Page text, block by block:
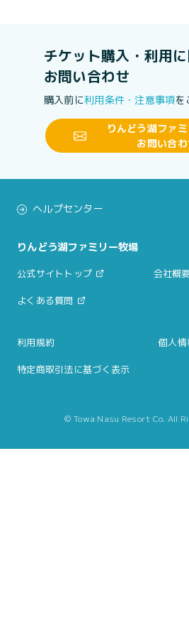
チケット購入・利用
お問い合わせ
購入前に利用条件・注意事項を
りんどう湖ファ
お問い合
ヘルプセンター
りんどう湖ファミリー牧場
公式サイトトップ 会社概
よくある質問
利用規約 個人情
特定商取引法に基づく表示
© Towa Nasu Resort Co. All